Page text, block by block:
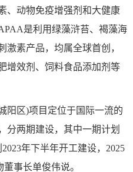
、动物免疫增强剂和大健康
是利用绿藻浒苔、褐藻海
激素产品，均属全球首创，
增效剂、饲料食品添加剂等
阳区)项目定位于国际一流的
分两期建设，其中一期计划
年下半年开工建设，2025
事长单俊伟说。